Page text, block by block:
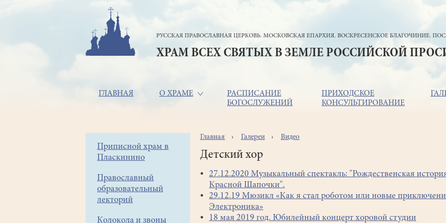
РУССКАЯ ПРАВОСЛАВНАЯ ЦЕРКОВЬ. МОСКОВСКАЯ ЕПАРХИЯ. ВОСКРЕСЕНСКОЕ БЛАГОЧИНИЕ.
ХРАМ ВСЕХ СВЯТЫХ В ЗЕМЛЕ РОССИЙСКОЙ
Основная
ГЛАВНАЯ О ХРАМЕ
РАСПИСАНИЕ
БОГОСЛУЖЕНИЙ
ПРИХОДСКОЕ
КОНСУЛЬТИРОВАНИЕ
Боковое
меню
Приписной храм в
Пласкинино
Православный
образовательный
лекторий
Колокола и звоны
Строка
навигации
Главная Галереи Видео
Детский хор
27.12.2020 Музыкальный спектакль: "Рождественская
Красной Шапочки".
29.12.19 Мюзикл «Как я стал роботом или новые
Электроника»
18 мая 2019 год. Юбилейный концерт хоровой студии